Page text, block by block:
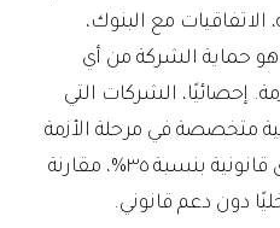
الاتفاقيات مع البنوك،
حماية الشركة من أي
إحصائيًا، الشركات التي
متخصصة في مرحلة الأزمة
تقل احتمالية تعرضها لدعاوى قانونية بنسبة ٣٥%، مقارنة
دون دعم قانوني.